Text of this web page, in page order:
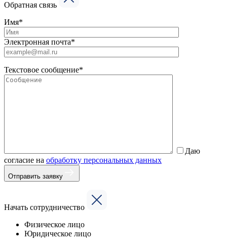
Обратная связь
Имя*
Электронная почта*
Текстовое сообщение*
Даю
согласие на обработку персональных данных
Отправить заявку
Начать сотрудничество
Физическое лицо
Юридическое лицо